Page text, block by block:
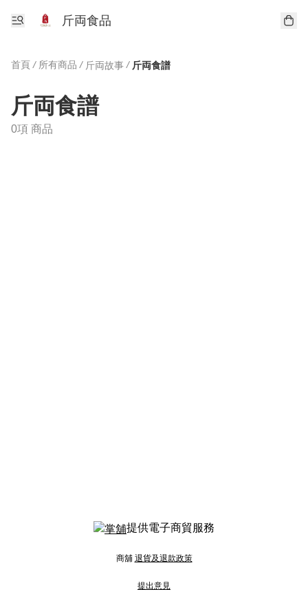
斤両食品
首頁 / 所有商品 / 斤両故事 / 斤両食譜
斤両食譜
0項 商品
提供電子商貿服務
商舖 退貨及退款政策
提出意見